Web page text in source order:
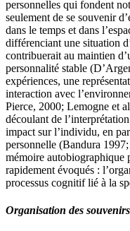
personnelles qui fondent
seulement de se souvenir
dans le temps et dans
différenciant une situation
contribuerait au maintien
personnalité stable
expériences, une
interaction avec
Pierce, 2000; Lemogne et
découlant de
impact sur l’individu, en
personnelle (Bandura
mémoire autobiographique
rapidement évoqués :
processus cognitif lié à la
Organisation des